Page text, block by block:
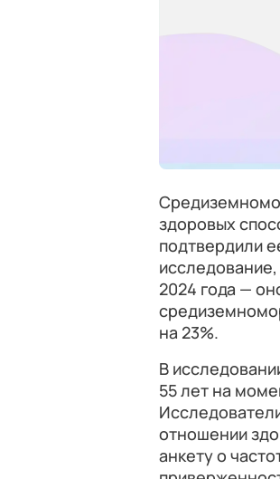
здоровых
подтвердили
2024 года —
на 23%.
В
55 лет на
отношении
анкету о